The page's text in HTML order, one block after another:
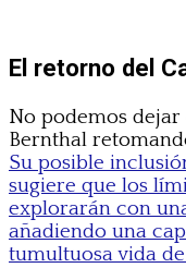
El retorno del
No podemos dejar
Bernthal
Su posible
sugiere que los
explorarán con
añadiendo una
tumultuosa vida